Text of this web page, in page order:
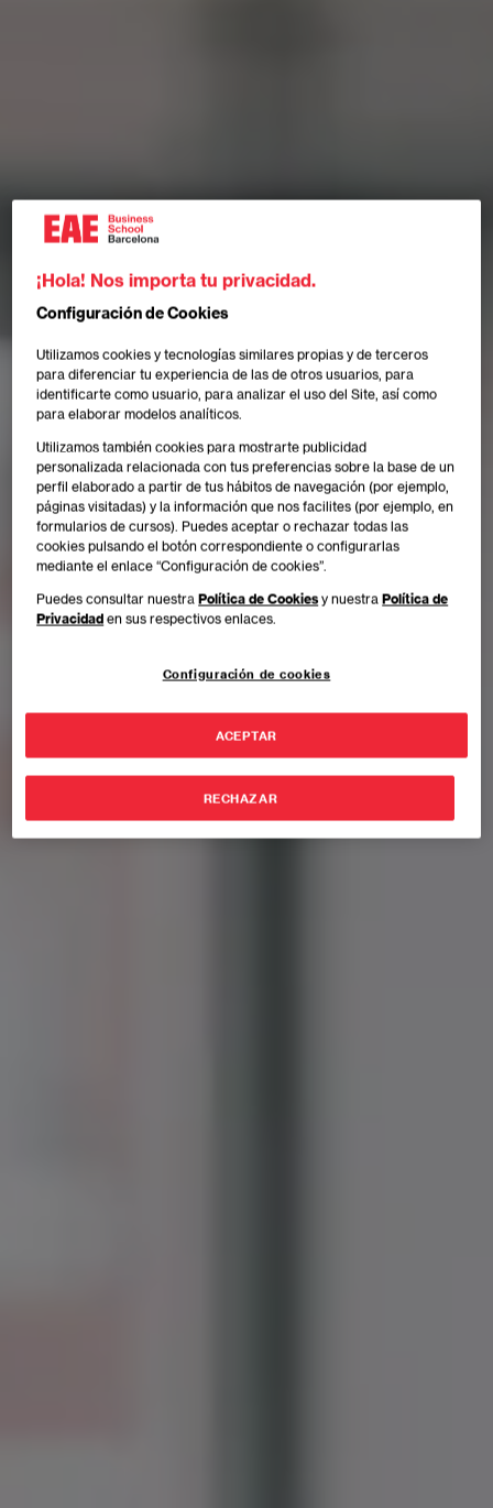
¡Hola! Nos importa tu privacidad.
Configuración de Cookies
Utilizamos cookies y tecnologías similares propias y de terceros
para diferenciar tu experiencia de las de otros usuarios, para
identificarte como usuario, para analizar el uso del Site, así como
para elaborar modelos analíticos.
Utilizamos también cookies para mostrarte publicidad
personalizada relacionada con tus preferencias sobre la base de un
perfil elaborado a partir de tus hábitos de navegación (por ejemplo,
páginas visitadas) y la información que nos facilites (por ejemplo, en
formularios de cursos). Puedes aceptar o rechazar todas las
cookies pulsando el botón correspondiente o configurarlas
mediante el enlace “Configuración de cookies”.
Puedes consultar nuestraPolítica de Cookies y nuestraPolítica de
Privacidad en sus respectivos enlaces.
Configuración de cookies
RECHAZAR
ACEPTAR